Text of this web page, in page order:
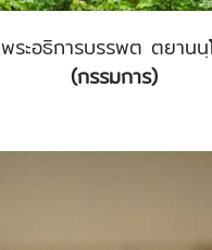
พระอธิการบรรพต ตยานนฺ
(กรรมการ)